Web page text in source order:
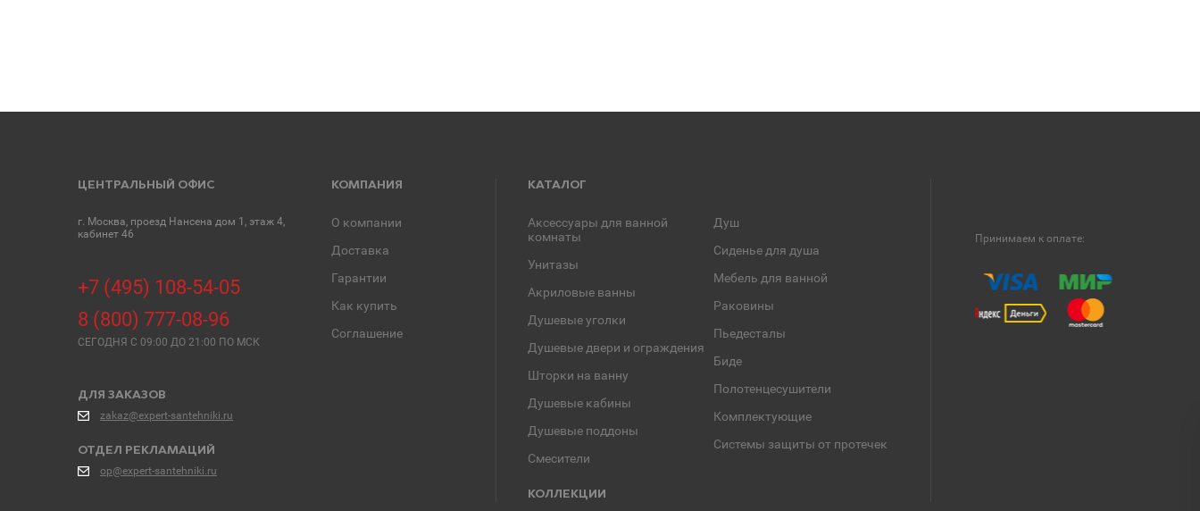
ЦЕНТРАЛЬНЫЙ ОФИС
г. Москва, проезд Нансена дом 1, этаж 4,
кабинет 46
+7 (495) 108-54-05
8 (800) 777-08-96
СЕГОДНЯ C 09:00 ДО 21:00 ПО МСК
ДЛЯ ЗАКАЗОВ
zakaz@expert-santehniki.ru
ОТДЕЛ РЕКЛАМАЦИЙ
op@expert-santehniki.ru
КОМПАНИЯ
О компании
Доставка
Гарантии
Как купить
Соглашение
КАТАЛОГ
Аксессуары для ванной
комнаты
Унитазы
Акриловые ванны
Душевые уголки
Душевые двери и ограждения
Шторки на ванну
Душевые кабины
Душевые поддоны
Смесители
Душ
Сиденье для душа
Мебель для ванной
Раковины
Пьедесталы
Биде
Полотенцесушители
Комплектующие
Системы защиты от протечек
КОЛЛЕКЦИИ
Принимаем к оплате: